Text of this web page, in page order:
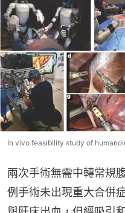
In vivo feasibility study of
兩次手術無需中轉常規
例手術未出現重大合併